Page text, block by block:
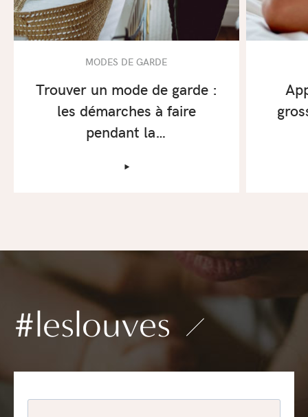
MODES DE GARDE
Trouver un mode de garde :
les démarches à faire
pendant la…
‣
#leslouves